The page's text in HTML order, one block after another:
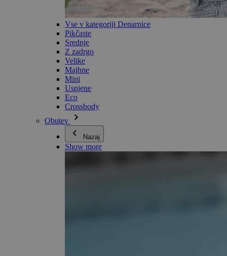
Vse v kategoriji Denarnice
Pikčaste
Srednje
Z zadrgo
Velike
Majhne
Mini
Usnjene
Eco
Crossbody
Obutev
Nazaj
Show more